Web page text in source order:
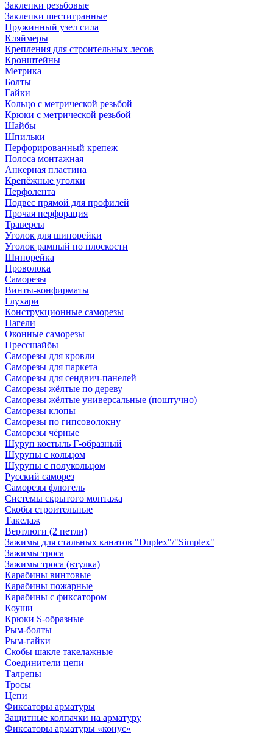
Заклепки резьбовые
Заклепки шестигранные
Пружинный узел сила
Кляймеры
Крепления для строительных лесов
Кронштейны
Метрика
Болты
Гайки
Кольцо с метрической резьбой
Крюки с метрической резьбой
Шайбы
Шпильки
Перфорированный крепеж
Полоса монтажная
Анкерная пластина
Крепёжные уголки
Перфолента
Подвес прямой для профилей
Прочая перфорация
Траверсы
Уголок для шинорейки
Уголок рамный по плоскости
Шинорейка
Проволока
Саморезы
Винты-конфирматы
Глухари
Конструкционные саморезы
Нагели
Оконные саморезы
Прессшайбы
Саморезы для кровли
Саморезы для паркета
Саморезы для сендвич-панелей
Саморезы жёлтые по дереву
Саморезы жёлтые универсальные (поштучно)
Саморезы клопы
Саморезы по гипсоволокну
Саморезы чёрные
Шуруп костыль Г-образный
Шурупы с кольцом
Шурупы с полукольцом
Русский саморез
Саморезы флюгель
Системы скрытого монтажа
Скобы строительные
Такелаж
Вертлюги (2 петли)
Зажимы для стальных канатов "Duplex"/"Simplex"
Зажимы троса
Зажимы троса (втулка)
Карабины винтовые
Карабины пожарные
Карабины с фиксатором
Коуши
Крюки S-образные
Рым-болты
Рым-гайки
Скобы шакле такелажные
Соединители цепи
Талрепы
Тросы
Цепи
Фиксаторы арматуры
Защитные колпачки на арматуру
Фиксаторы арматуры «конус»